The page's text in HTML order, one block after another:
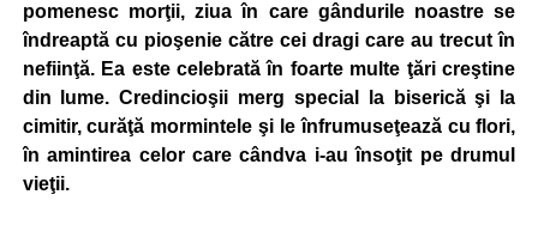
pomenesc morţii, ziua în care gândurile noastre se
îndreaptă cu pioşenie către cei dragi care au trecut în
nefiinţă. Ea este celebrată în foarte multe ţări creştine
din lume. Credincioşii merg special la biserică şi la
cimitir, curăţă mormintele şi le înfrumuseţează cu flori,
în amintirea celor care cândva i-au însoţit pe drumul
vieţii.